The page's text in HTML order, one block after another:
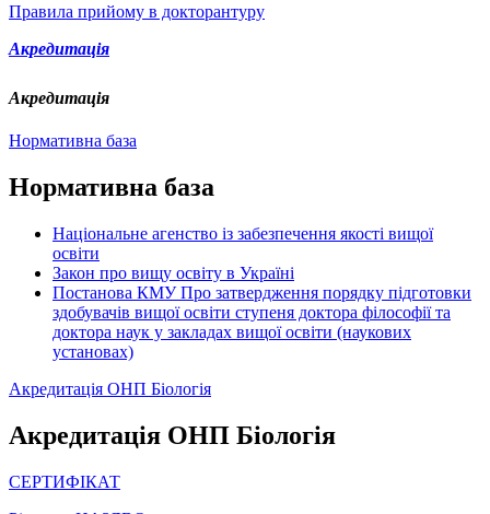
Правила прийому в докторантуру
Акредитація
Акредитація
Нормативна база
Нормативна база
Національне агенство із забезпечення якості вищої
освіти
Закон про вищу освіту в Україні
Постанова КМУ Про затвердження порядку підготовки
здобувачів вищої освіти ступеня доктора філософії та
доктора наук у закладах вищої освіти (наукових
установах)
Акредитація ОНП Біологія
Акредитація ОНП Біологія
СЕРТИФІКАТ